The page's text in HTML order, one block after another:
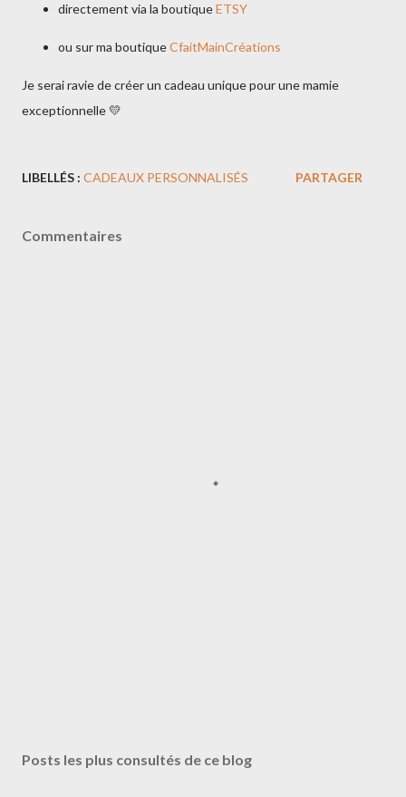
directement via la boutiqueETSY
ou sur ma boutiqueCfaitMainCréations
Je serai ravie de créer un cadeau unique pour une mamie
exceptionnelle 💛
LIBELLÉS : CADEAUX PERSONNALISÉS PARTAGER
Commentaires
Posts les plus consultés de ce blog